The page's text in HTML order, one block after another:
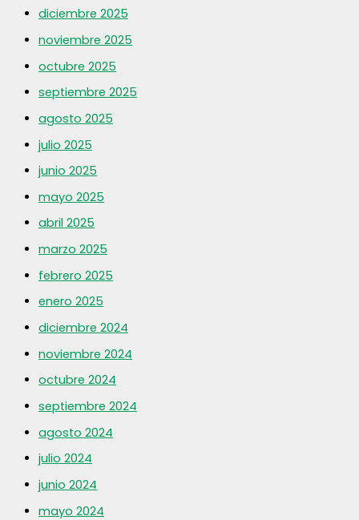
diciembre 2025
noviembre 2025
octubre 2025
septiembre 2025
agosto 2025
julio 2025
junio 2025
mayo 2025
abril 2025
marzo 2025
febrero 2025
enero 2025
diciembre 2024
noviembre 2024
octubre 2024
septiembre 2024
agosto 2024
julio 2024
junio 2024
mayo 2024